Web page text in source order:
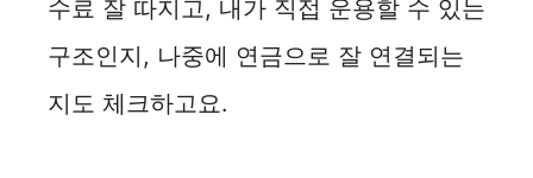
수료 잘 따지고, 내가 직접 운용할 수 있는
구조인지, 나중에 연금으로 잘 연결되는
지도 체크하고요.